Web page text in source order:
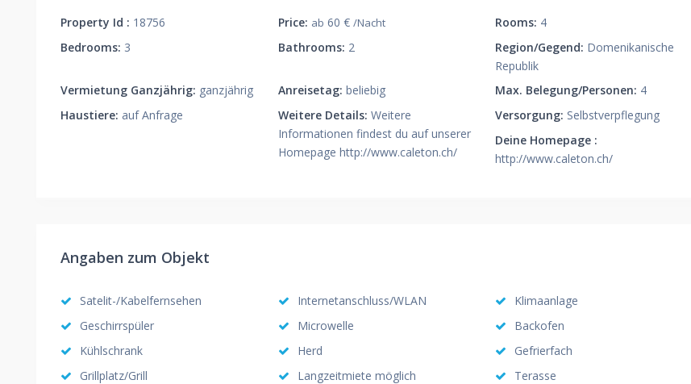
Property Id : 18756 Price: ab 60 € /Nacht Rooms: 4
Bedrooms: 3 Bathrooms: 2 Region/Gegend: Domenikanische
Republik
Vermietung Ganzjährig: ganzjährig Anreisetag: beliebig Max. Belegung/Personen: 4
Haustiere: auf Anfrage Weitere Details: Weitere
Informationen findest du auf unserer
Homepage http://www.caleton.ch/
Versorgung: Selbstverpflegung
Deine Homepage :
http://www.caleton.ch/
Angaben zum Objekt
Satelit-/Kabelfernsehen Internetanschluss/WLAN
Klimaanlage
Geschirrspüler
Microwelle
Backofen
Kühlschrank
Herd
Gefrierfach
Grillplatz/Grill
Langzeitmiete möglich Terasse